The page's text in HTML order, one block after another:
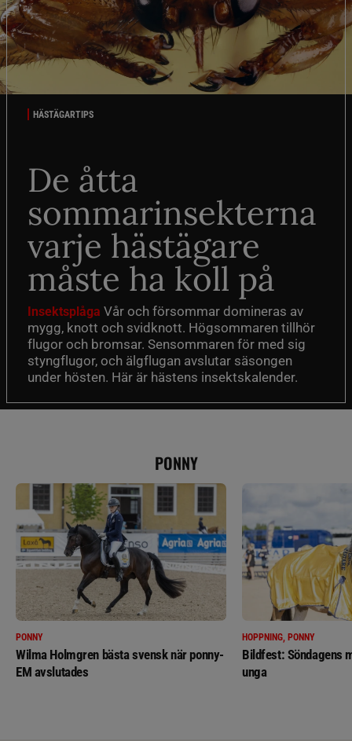
HÄSTÄGARTIPS
De åtta
sommarinsekterna
varje hästägare
måste ha koll på
Insektsplåga Vår och försommar domineras av
mygg, knott och svidknott. Högsommaren tillhör
flugor och bromsar. Sensommaren för med sig
styngflugor, och älgflugan avslutar säsongen
under hösten. Här är hästens insektskalender.
PONNY
PONNY
Wilma Holmgren bästa svensk när ponny-
EM avslutades
HOPPNING, PONNY
Bildfest: Söndagens
unga